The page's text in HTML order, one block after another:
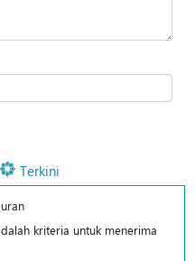
Terkini
kriteria untuk menerima